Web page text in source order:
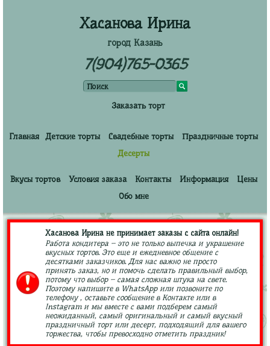
Хасанова Ирина
город Казань
7(904)765-0365
Заказать торт
Главная Детские торты Свадебные торты
Праздничные торты
Десерты
Вкусы тортов Условия заказа Контакты Информация
Цены
Обо мне
Хасанова Ирина не принимает заказы с сайта онлайн!
Работа кондитера – это не только выпечка и украшение
вкусных тортов. Это еще и ежедневное общение с
десятками заказчиков. Для нас важно не просто
принять заказ, но и помочь сделать правильный выбор,
потому что выбор – самая сложная штука на свете.
Поэтому напишите в WhatsApp или позвоните по
телефону , оставьте сообщение в Контакте или в
Instagram и мы вместе с вами подберем самый
неожиданный, самый оригинальный и самый вкусный
праздничный торт или десерт, подходящий для вашего
торжества, чтобы превосходно отметить праздник!